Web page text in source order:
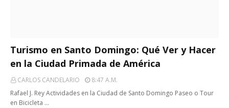
Turismo en Santo Domingo: Qué Ver y Hacer
en la Ciudad Primada de América
CARLOS CANDELARIO
8:47 A.m.
Rafael J. Rey Actividades en la Ciudad de Santo Domingo Paseo o Tour
en Bicicleta …